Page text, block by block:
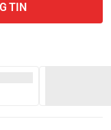
TIN